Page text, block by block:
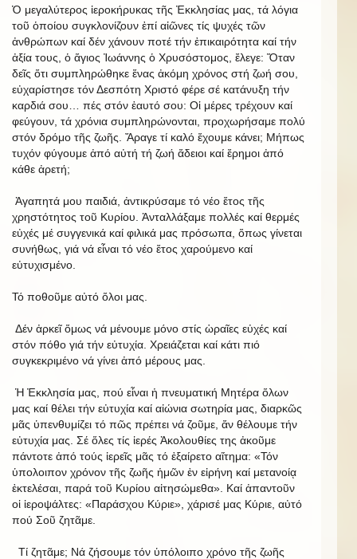
Ὁ μεγαλύτερος ἱεροκήρυκας τῆς Ἐκκλησίας μας, τά λόγια
τοῦ ὁποίου συγκλονίζουν ἐπί αἰῶνες τίς ψυχές τῶν
ἀνθρώπων καί δέν χάνουν ποτέ τήν ἐπικαιρότητα καί τήν
ἀξία τους, ὁ ἅγιος Ἰωάννης ὁ Χρυσόστομος, ἔλεγε: Ὅταν
δεῖς ὅτι συμπληρώθηκε ἕνας ἀκόμη χρόνος στή ζωή σου,
εὐχαρίστησε τόν Δεσπότη Χριστό φέρε σέ κατάνυξη τήν
καρδιά σου… πές στόν ἑαυτό σου: Οἱ μέρες τρέχουν καί
φεύγουν, τά χρόνια συμπληρώνονται, προχωρήσαμε πολύ
στόν δρόμο τῆς ζωῆς. Ἄραγε τί καλό ἔχουμε κάνει; Μήπως
τυχόν φύγουμε ἀπό αὐτή τή ζωή ἄδειοι καί ἔρημοι ἀπό
κάθε ἀρετή;
Ἀγαπητά μου παιδιά, ἀντικρύσαμε τό νέο ἔτος τῆς
χρηστότητος τοῦ Κυρίου. Ἀνταλλάξαμε πολλές καί θερμές
εὐχές μέ συγγενικά καί φιλικά μας πρόσωπα, ὅπως γίνεται
συνήθως, γιά νά εἶναι τό νέο ἔτος χαρούμενο καί
εὐτυχισμένο.
Τό ποθοῦμε αὐτό ὅλοι μας.
Δέν ἀρκεῖ ὅμως νά μένουμε μόνο στίς ὡραῖες εὐχές καί
στόν πόθο γιά τήν εὐτυχία. Χρειάζεται καί κάτι πιό
συγκεκριμένο νά γίνει ἀπό μέρους μας.
Ἡ Ἐκκλησία μας, πού εἶναι ἡ πνευματική Μητέρα ὅλων
μας καί θέλει τήν εὐτυχία καί αἰώνια σωτηρία μας, διαρκῶς
μᾶς ὑπενθυμίζει τό πῶς πρέπει νά ζοῦμε, ἄν θέλουμε τήν
εὐτυχία μας. Σέ ὅλες τίς ἱερές Ἀκολουθίες της ἀκοῦμε
πάντοτε ἀπό τούς ἱερεῖς μᾶς τό ἐξαίρετο αἴτημα: «Τόν
ὑπολοιπον χρόνον τῆς ζωῆς ἡμῶν ἐν εἰρήνη καί μετανοίᾳ
ἐκτελέσαι, παρά τοῦ Κυρίου αἰτησώμεθα». Καί ἀπαντοῦν
οἱ ἱεροψάλτες: «Παράσχου Κύριε», χάρισέ μας Κύριε, αὐτό
πού Σοῦ ζητᾶμε.
Τί ζητᾶμε; Νά ζήσουμε τόν ὑπόλοιπο χρόνο τῆς ζωῆς